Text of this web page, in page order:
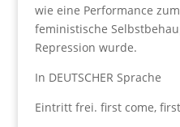
wie eine Performance
feministische
Repression wurde.
In DEUTSCHER Sprache
Eintritt frei. first come,